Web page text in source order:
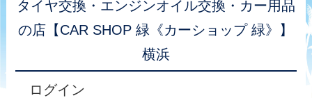
タイヤ交換・エンジンオイル交換・カー用品
の店【CAR SHOP 緑《カーショップ 緑》】
横浜
ログイン